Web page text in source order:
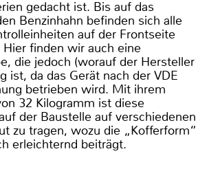
gedacht ist. Bis auf das
Benzinhahn befinden sich alle
auf der Frontseite
finden wir auch eine
die jedoch (worauf der Hersteller
ist, da das Gerät nach der VDE
betrieben wird. Mit ihrem
32 Kilogramm ist diese
der Baustelle auf verschiedenen
zu tragen, wozu die „Kofferform“
erleichternd beiträgt.